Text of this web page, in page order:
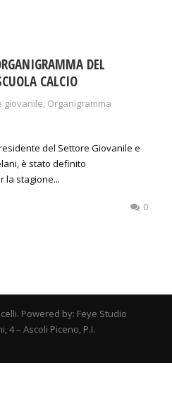
DEL
CALCIO
giovanile, Organigramma
del Settore Giovanile e
è stato definito
la stagione...
0
Powered by: Feye Studio
4 – Ascoli Piceno, P.I.